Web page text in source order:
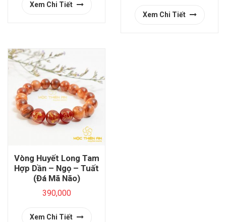
Xem Chi Tiết
Xem Chi Tiết
Vòng Huyết Long Tam
Hợp Dần – Ngọ – Tuất
(Đá Mã Não)
390,000
Xem Chi Tiết